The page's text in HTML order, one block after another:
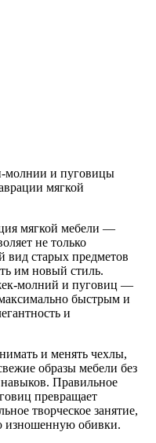
мягкой мебели —
не только
вид старых предметов
им новый стиль.
молний и пуговиц —
быстрым и
и
и менять чехлы,
образы мебели без
Правильное
превращает
творческое занятие,
изношенную обивки.